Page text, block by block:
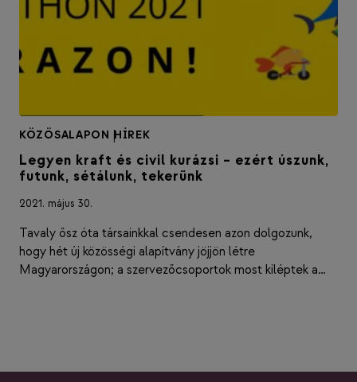
KÖZÖSALAPON |
HÍREK
Legyen kraft és civil kurázsi – ezért úszunk,
futunk, sétálunk, tekerünk
2021. május 30.
Tavaly ősz óta társainkkal csendesen azon dolgozunk,
hogy hét új közösségi alapítvány jöjjön létre
Magyarországon; a szervezőcsoportok most kiléptek a…